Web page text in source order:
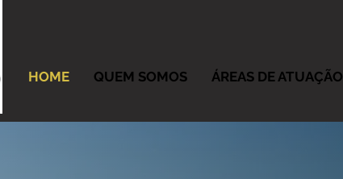
HOME QUEM SOMOS ÁREAS DE ATUAÇÃO